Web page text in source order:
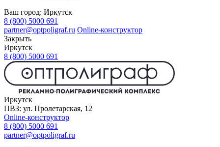
Ваш город: Иркутск
8 (800) 5000 691
partner@optpoligraf.ru Online-конструктор
Закрыть
Иркутск
8 (800) 5000 691
Иркутск
ПВЗ: ул. Пролетарская, 12
Online-конструктор
8 (800) 5000 691
partner@optpoligraf.ru